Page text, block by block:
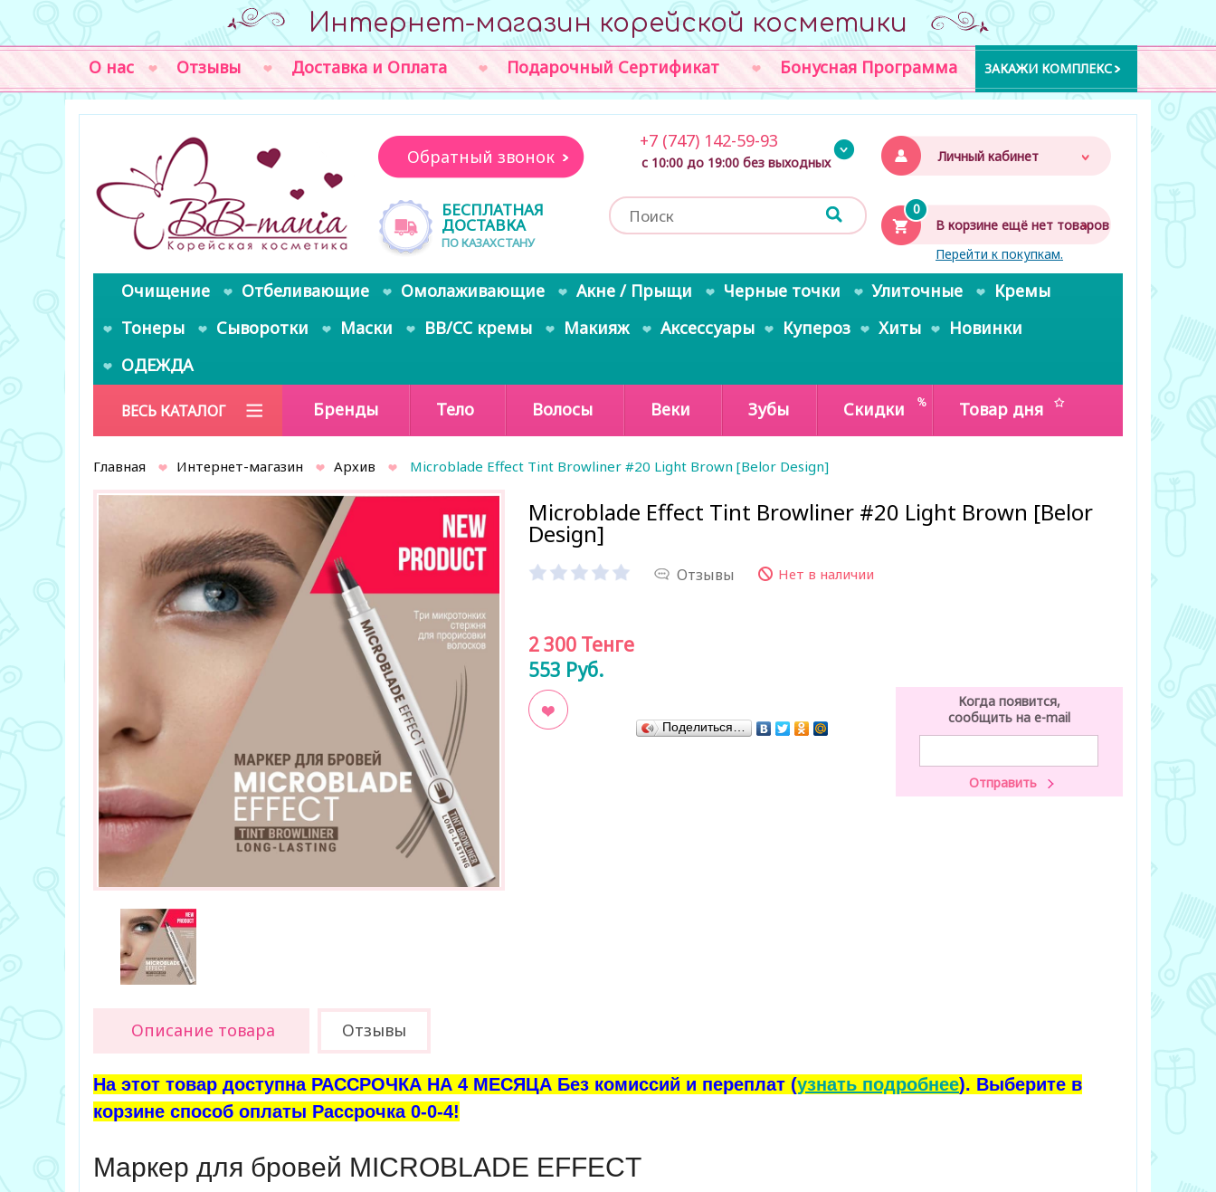
Интернет-магазин корейской косметики
О нас Отзывы Доставка и Оплата Подарочный Сертификат Бонусная Программа ЗАКАЖИ КОМПЛЕКС
Личный кабинет
0
В корзине ещё нет товаров
Перейти к покупкам.
Обратный звонок
БЕСПЛАТНАЯ
ДОСТАВКА
ПО КАЗАХСТАНУ
+7 (747) 142-59-93
с 10:00 до 19:00 без выходных
Очищение Отбеливающие Омолаживающие Акне / Прыщи Черные точки Улиточные
Кремы
Тонеры
Сыворотки Маски BB/CC кремы Макияж Аксессуары Купероз Хиты
Новинки
ОДЕЖДА
ВЕСЬ КАТАЛОГ Бренды Тело Волосы Веки Зубы Скидки Товар дня
Главная Интернет-магазин Архив Microblade Effect Tint Browliner #20 Light Brown [Belor Design]
Microblade Effect Tint Browliner #20 Light Brown [Belor
Design]
Отзывы Нет в наличии
2 300 Тенге
553 Руб.
В закладки
Когда появится,
сообщить на e-mail
Поделиться…
Описание товара Отзывы
На этот товар доступна РАССРОЧКА НА 4 МЕСЯЦА Без комиссий и переплат (узнать подробнее). Выберите в
корзине способ оплаты Рассрочка 0-0-4!
Маркер для бровей MICROBLADE EFFECT